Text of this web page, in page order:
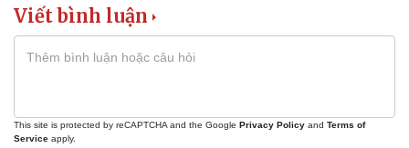
Viết bình luận
This site is protected by reCAPTCHA and the Google Privacy Policy and Terms of
Service apply.